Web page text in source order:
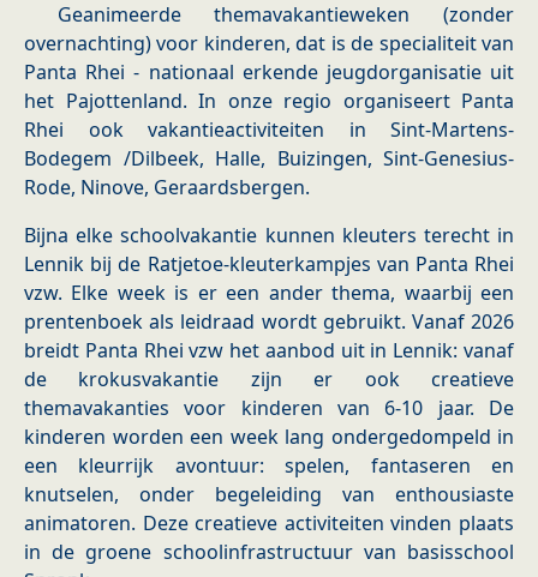
Geanimeerde themavakantieweken (zonder
overnachting) voor kinderen, dat is de specialiteit van
Panta Rhei - nationaal erkende jeugdorganisatie uit
het Pajottenland. In onze regio organiseert Panta
Rhei ook vakantieactiviteiten in Sint-Martens-
Bodegem /Dilbeek, Halle, Buizingen, Sint-Genesius-
Rode, Ninove, Geraardsbergen.
Bijna elke schoolvakantie kunnen kleuters terecht in
Lennik bij de Ratjetoe-kleuterkampjes van Panta Rhei
vzw. Elke week is er een ander thema, waarbij een
prentenboek als leidraad wordt gebruikt. Vanaf 2026
breidt Panta Rhei vzw het aanbod uit in Lennik: vanaf
de krokusvakantie zijn er ook creatieve
themavakanties voor kinderen van 6-10 jaar. De
kinderen worden een week lang ondergedompeld in
een kleurrijk avontuur: spelen, fantaseren en
knutselen, onder begeleiding van enthousiaste
animatoren. Deze creatieve activiteiten vinden plaats
in de groene schoolinfrastructuur van basisschool